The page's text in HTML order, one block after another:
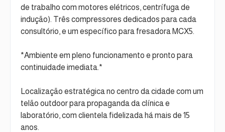
de trabalho com motores elétricos, centrífuga de
indução). Três compressores dedicados para cada
consultório, e um específico para fresadora MCX5.
*Ambiente em pleno funcionamento e pronto para
continuidade imediata.*
Localização estratégica no centro da cidade com um
telão outdoor para propaganda da clínica e
laboratório, com clientela fidelizada há mais de 15
anos.